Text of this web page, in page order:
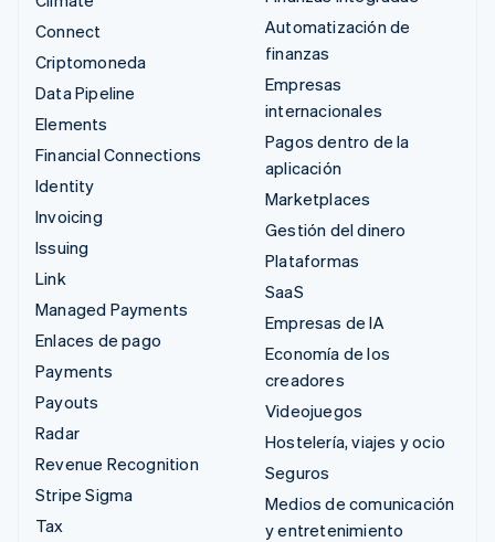
Connect
Criptomoneda
Data Pipeline
Elements
Financial Connections
Identity
Invoicing
Issuing
Link
Managed Payments
Enlaces de pago
Payments
Payouts
Radar
Revenue Recognition
Stripe Sigma
Tax
Automatización de
finanzas
Empresas
internacionales
Pagos dentro de la
aplicación
Marketplaces
Gestión del dinero
Plataformas
SaaS
Empresas de IA
Economía de los
creadores
Videojuegos
Hostelería, viajes y ocio
Seguros
Medios de comunicación
y entretenimiento